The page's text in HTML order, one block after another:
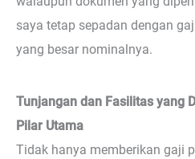
saya tetap sepadan dengan
yang besar nominalnya.
Tunjangan dan Fasilitas yang
Pilar Utama
Tidak hanya memberikan gaji